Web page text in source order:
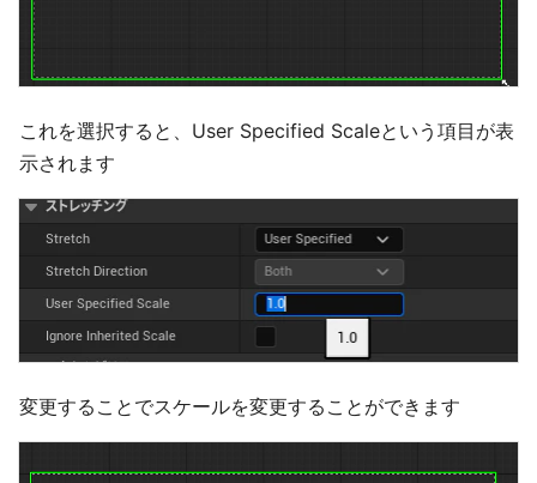
これを選択すると、User Specified Scaleという項目が表
示されます
変更することでスケールを変更することができます